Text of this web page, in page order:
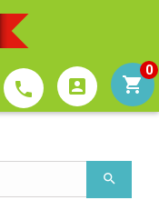
0
account_box
phone